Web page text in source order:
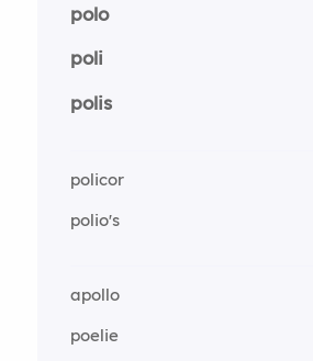
polo
poli
polis
policor
polio's
apollo
poelie